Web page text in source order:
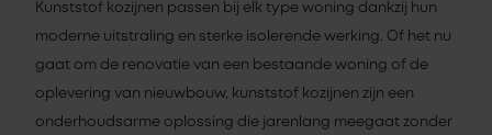
Kunststof kozijnen passen bij elk type woning dankzij hun
moderne uitstraling en sterke isolerende werking. Of het nu
gaat om de renovatie van een bestaande woning of de
oplevering van nieuwbouw, kunststof kozijnen zijn een
onderhoudsarme oplossing die jarenlang meegaat zonder